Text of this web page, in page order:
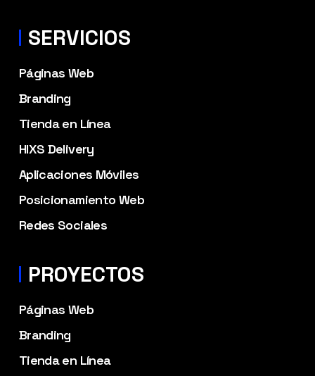
SERVICIOS
Páginas Web
Branding
Tienda en Línea
HIXS Delivery
Aplicaciones Móviles
Posicionamiento Web
Redes Sociales
PROYECTOS
Páginas Web
Branding
Tienda en Línea